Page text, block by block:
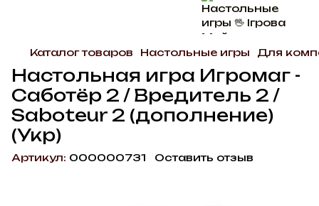
Каталог товаров Настольные игры Для
Настольная игра Игромаг -
Саботёр 2 / Вредитель 2 /
Saboteur 2 (дополнение)
(Укр)
Артикул: 000000731 Оставить отзыв